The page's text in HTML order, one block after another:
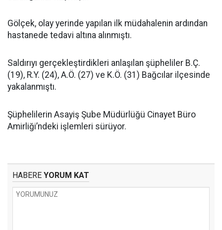
Gölçek, olay yerinde yapılan ilk müdahalenin ardından
hastanede tedavi altına alınmıştı.
Saldırıyı gerçekleştirdikleri anlaşılan şüpheliler B.Ç.
(19), R.Y. (24), A.Ö. (27) ve K.Ö. (31) Bağcılar ilçesinde
yakalanmıştı.
Şüphelilerin Asayiş Şube Müdürlüğü Cinayet Büro
Amirliği’ndeki işlemleri sürüyor.
HABERE YORUM KAT